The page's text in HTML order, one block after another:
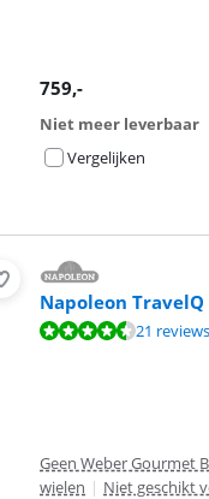
759,-
Niet meer leverbaar
Vergelijken
Napoleon TravelQ
de 10, gebaseerd op 2121 reviews
Geen Weber Gourmet
wielen | Niet geschikt